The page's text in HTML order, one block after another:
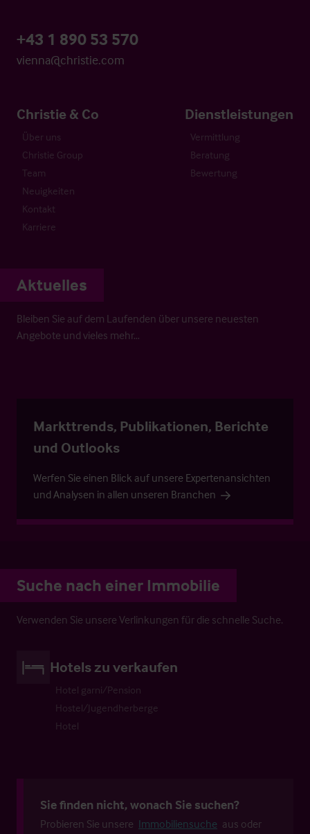
+43 1 890 53 570
vienna@christie.com
Christie & Co
Über uns
Christie Group
Team
Neuigkeiten
Kontakt
Karriere
Dienstleistungen
Vermittlung
Beratung
Bewertung
Aktuelles
Bleiben Sie auf dem Laufenden über unsere neuesten
Angebote und vieles mehr…
Markttrends, Publikationen, Berichte
und Outlooks
Werfen Sie einen Blick auf unsere Expertenansichten
und Analysen in allen unseren Branchen
Suche nach einer Immobilie
Verwenden Sie unsere Verlinkungen für die schnelle Suche.
Hotels zu verkaufen
Hotel garni/Pension
Hostel/Jugendherberge
Hotel
Sie finden nicht, wonach Sie suchen?
Probieren Sie unsere Immobiliensuche aus oder